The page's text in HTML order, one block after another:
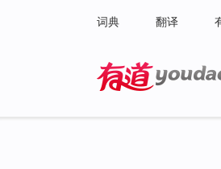
词典 翻译